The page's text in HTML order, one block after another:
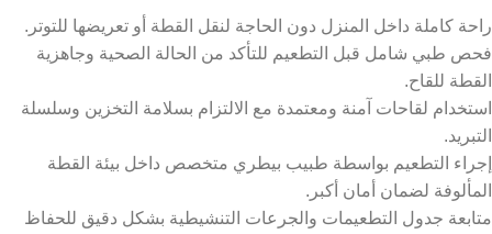
راحة كاملة داخل المنزل دون الحاجة لنقل القطة أو تعريضها للتوتر.
فحص طبي شامل قبل التطعيم للتأكد من الحالة الصحية وجاهزية
القطة للقاح.
استخدام لقاحات آمنة ومعتمدة مع الالتزام بسلامة التخزين وسلسلة
التبريد.
إجراء التطعيم بواسطة طبيب بيطري متخصص داخل بيئة القطة
المألوفة لضمان أمان أكبر.
متابعة جدول التطعيمات والجرعات التنشيطية بشكل دقيق للحفاظ